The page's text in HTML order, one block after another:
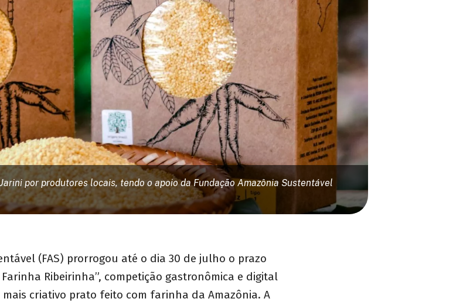
por produtores locais, tendo o apoio da Fundação Amazônia Sustentável
(FAS) prorrogou até o dia 30 de julho o prazo
Ribeirinha”, competição gastronômica e digital
criativo prato feito com farinha da Amazônia. A